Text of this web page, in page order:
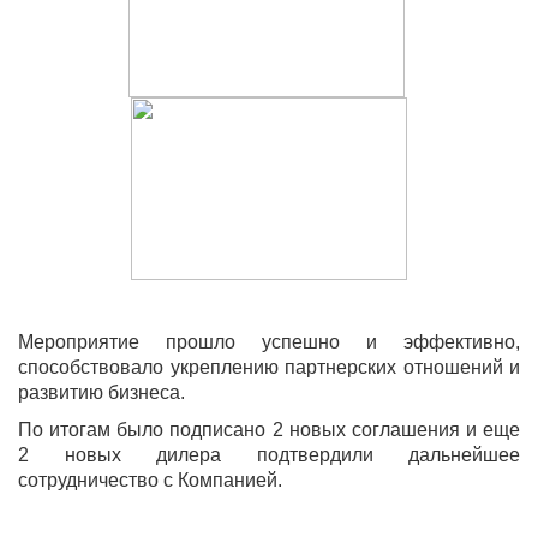
Мероприятие прошло успешно и эффективно,
способствовало укреплению партнерских отношений и
развитию бизнеса.
По итогам было подписано 2 новых соглашения и еще
2 новых дилера подтвердили дальнейшее
сотрудничество с Компанией.